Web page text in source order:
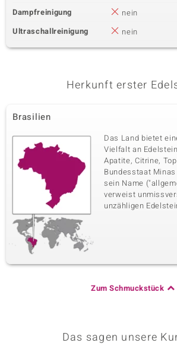
Dampfreinigung
nein
Ultraschallreinigung
nein
Herkunft erster
Brasilien
Das Land bietet
Vielfalt an
Apatite, Citrine,
Bundesstaat
sein Name
verweist
unzähligen
Zum Schmuckstück
Das sagen unsere